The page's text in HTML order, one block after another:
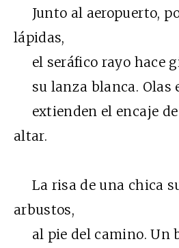
Junto al aeropuerto,
lápidas,
el seráfico rayo hace
su lanza blanca. Olas
extienden el encaje de
altar.
La risa de una chica
arbustos,
al pie del camino. Un